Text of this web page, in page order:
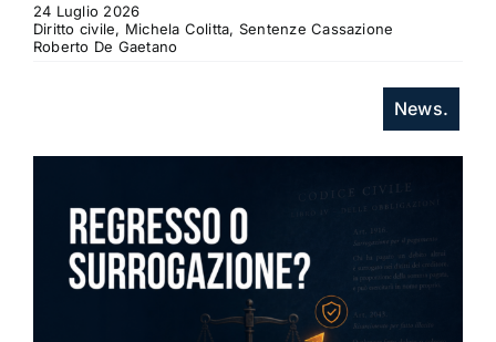
24 Luglio 2026
Diritto civile, Michela Colitta, Sentenze Cassazione
Roberto De Gaetano
News.